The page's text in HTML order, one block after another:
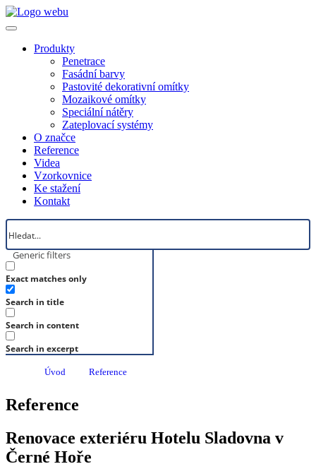
Produkty
Penetrace
Fasádní barvy
Pastovité dekorativní omítky
Mozaikové omítky
Speciální nátěry
Zateplovací systémy
O značce
Reference
Videa
Vzorkovnice
Ke stažení
Kontakt
Generic filters
Exact matches only
Search in title
Search in content
Search in excerpt
Úvod Reference
Reference
Renovace exteriéru Hotelu Sladovna v
Černé Hoře